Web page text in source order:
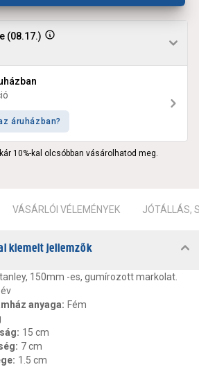
(08.17.)
áruházban?
10%-kal olcsóbban vásárolhatod meg.
VÁSÁRLÓI VÉLEMÉNYEK JÓTÁLLÁS,
kiemelt jellemzők
150mm -es, gumírozott markolat.
anyaga: Fém
: 15 cm
: 7 cm
: 1.5 cm